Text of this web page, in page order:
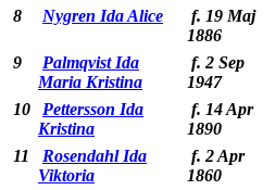
8
Nygren Ida Alice
f. 19 Maj
1886
9
Palmqvist Ida
Maria Kristina
f. 2 Sep
1947
10
Pettersson Ida
Kristina
f. 14 Apr
1890
11
Rosendahl Ida
Viktoria
f. 2 Apr
1860